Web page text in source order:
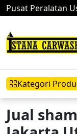
Pusat Peralatan
Kategori
Jual